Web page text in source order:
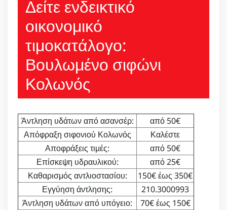
Δείτε ενδεικτικό
οικονομικό
τιμοκατάλογο:
Βουλωμένο σιφώνι
Κολωνός
Άντληση υδάτων από ασανσέρ:
από 50€
Απόφραξη σιφονιού Κολωνός
Καλέστε
Αποφράξεις τιμές:
από 50€
Επίσκεψη υδραυλικού:
από 25€
Καθαρισμός αντλιοστασίου:
150€ έως 350€
Εγγύηση άντλησης:
210.3000993
Άντληση υδάτων από υπόγειο:
70€ έως 150€